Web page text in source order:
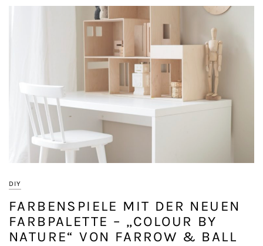
DIY
FARBENSPIELE MIT DER NEUEN
FARBPALETTE – „COLOUR BY
NATURE“ VON FARROW & BALL